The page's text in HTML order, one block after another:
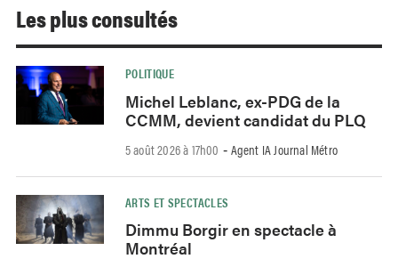
Les plus consultés
POLITIQUE
Michel Leblanc, ex-PDG de la
CCMM, devient candidat du PLQ
5 août 2026 à 17h00 - Agent IA Journal Métro
ARTS ET SPECTACLES
Dimmu Borgir en spectacle à
Montréal